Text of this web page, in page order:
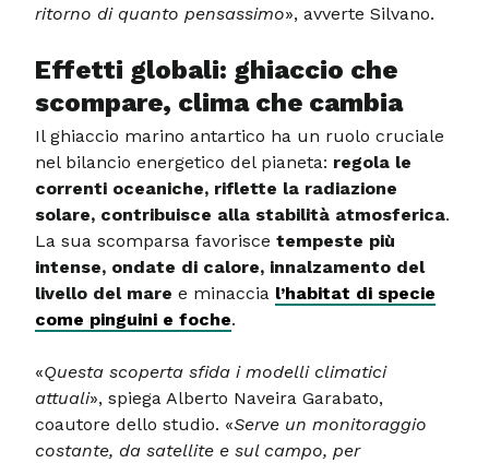
ritorno di quanto pensassimo», avverte Silvano.
Effetti globali: ghiaccio che
scompare, clima che cambia
Il ghiaccio marino antartico ha un ruolo cruciale
nel bilancio energetico del pianeta: regola le
correnti oceaniche, riflette la radiazione
solare, contribuisce alla stabilità atmosferica.
La sua scomparsa favorisce tempeste più
intense, ondate di calore, innalzamento del
livello del mare e minaccia l’habitat di specie
come pinguini e foche.
«Questa scoperta sfida i modelli climatici
attuali», spiega Alberto Naveira Garabato,
coautore dello studio. «Serve un monitoraggio
costante, da satellite e sul campo, per